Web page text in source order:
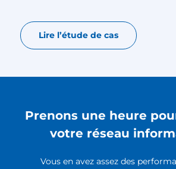
Lire l’étude de cas
Prenons une heure
votre réseau
Vous en avez assez des